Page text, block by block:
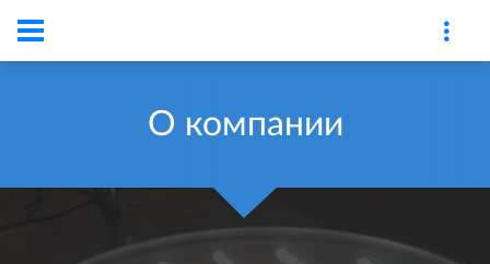
О компании